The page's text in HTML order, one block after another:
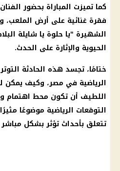
كما تميزت المباراة بحضور
فقرة غنائية على أرض الملعب،
الشهيرة "يا حلوة يا شايلة
الحيوية والإثارة على الحدث.
ختامًا، تجسد هذه الحادثة
الرياضية في مصر، وكيف يمكن
اللطيف أن تكون محط اهتمام
التوقعات الرياضية موضوعًا
تتعلق بأحداث تؤثر بشكل